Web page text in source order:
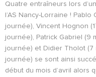
Quatre entraîneurs lors
l’AS Nancy-Lorraine !
journée), Vincent Hognon
journée), Patrick Gabriel (9
journée) et Didier Tholot (7
journée) se sont ainsi
début du mois d’avril alors